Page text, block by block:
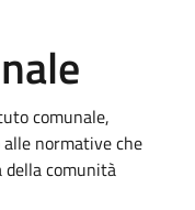
comunale,
alle normative che
comunità